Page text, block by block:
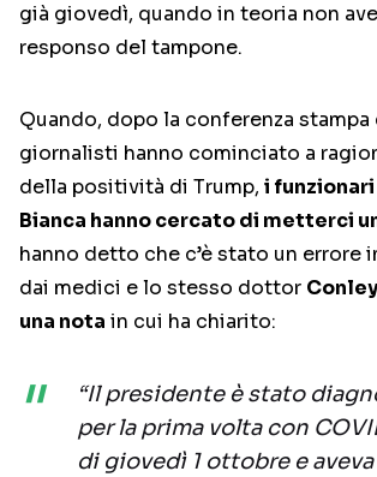
già giovedì, quando in teoria non
responso del tampone.
Quando, dopo la conferenza
giornalisti hanno cominciato a
della positività di Trump, i
Bianca hanno cercato di metterci
hanno detto che c’è stato un errore
dai medici e lo stesso dottor
una nota in cui ha chiarito:
“Il presidente è stato
per la prima volta con
di giovedì 1 ottobre e